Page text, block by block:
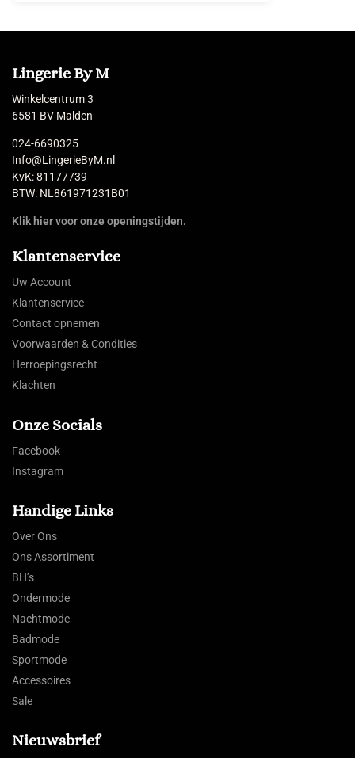
Lingerie By M
Winkelcentrum 3
6581 BV Malden
024-6690325
Info@LingerieByM.nl
KvK: 81177739
BTW: NL861971231B01
Klik hier voor onze openingstijden.
Klantenservice
Uw Account
Klantenservice
Contact opnemen
Voorwaarden & Condities
Herroepingsrecht
Klachten
Onze Socials
Facebook
Instagram
Handige Links
Over Ons
Ons Assortiment
BH’s
Ondermode
Nachtmode
Badmode
Sportmode
Accessoires
Sale
Nieuwsbrief